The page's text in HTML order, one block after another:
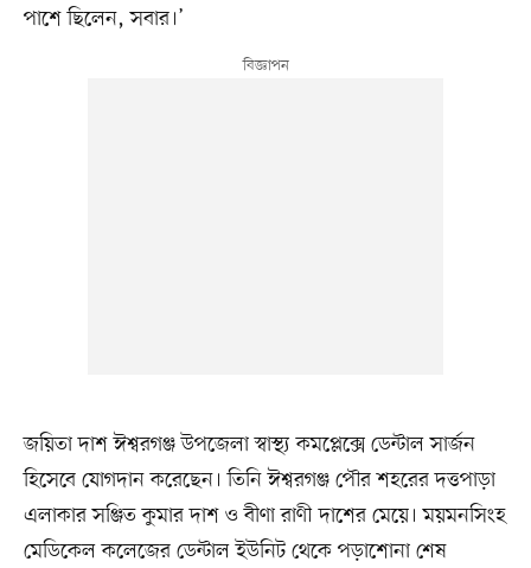
পাশে ছিলেন, সবার।’
জয়িতা দাশ ঈশ্বরগঞ্জ উপজেলা স্বাস্থ্য কমপ্লেক্সে ডেন্টাল সার্জন
হিসেবে যোগদান করেছেন। তিনি ঈশ্বরগঞ্জ পৌর শহরের দত্তপাড়া
এলাকার সঞ্জিত কুমার দাশ ও বীণা রাণী দাশের মেয়ে। ময়মনসিংহ
মেডিকেল কলেজের ডেন্টাল ইউনিট থেকে পড়াশোনা শেষ